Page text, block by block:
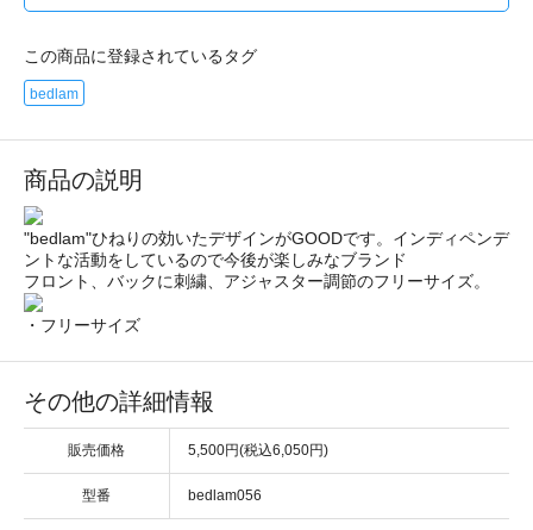
この商品に登録されているタグ
bedlam
商品の説明
"bedlam"ひねりの効いたデザインがGOODです。インディペンデ
ントな活動をしているので今後が楽しみなブランド
フロント、バックに刺繍、アジャスター調節のフリーサイズ。
・フリーサイズ
その他の詳細情報
販売価格 5,500円(税込6,050円)
型番 bedlam056